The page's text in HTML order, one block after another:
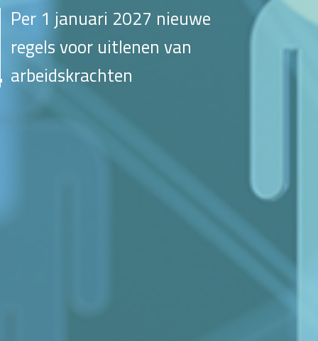
Per 1 januari 2027 nieuwe
regels voor uitlenen van
arbeidskrachten